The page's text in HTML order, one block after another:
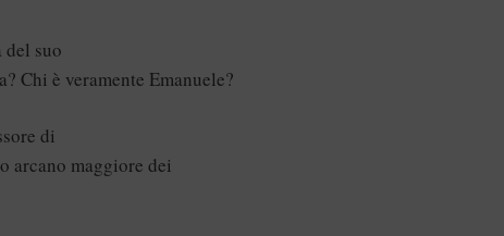
del suo
Chi è veramente Emanuele?
di
arcano maggiore dei